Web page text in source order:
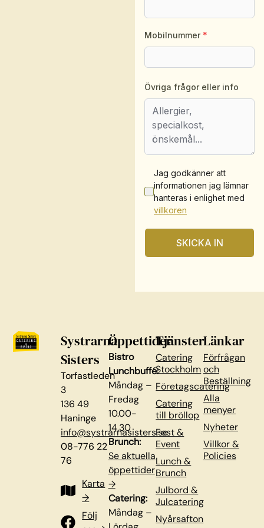
Systrarna
Sisters
Torfastleden
3
136 49
Haninge
info@systrarnasisters.se
08-776 22
76
Karta
→
Följ
Öppettider
Bistro
Lunchbuffé:
Måndag –
Fredag
10.00-
14.30
Brunch:
Se aktuella
öppettider
→
Catering:
Måndag –
Tjänster
Catering
Stockholm
Företagscatering
Catering
till bröllop
Fest &
Event
Lunch &
Brunch
Julbord &
Julcatering
Nyårsafton
Länkar
Förfrågan
och
Beställning
Alla
menyer
Nyheter
Villkor &
Policies